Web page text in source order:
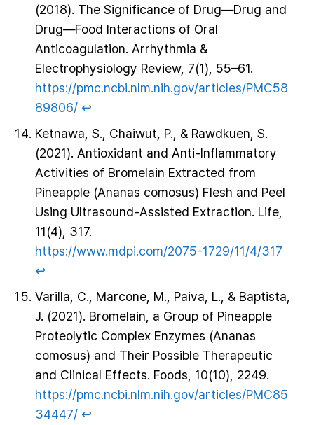
(2018). The Significance of Drug—Drug and
Drug—Food Interactions of Oral
Anticoagulation. Arrhythmia &
Electrophysiology Review, 7(1), 55–61.
https://pmc.ncbi.nlm.nih.gov/articles/PMC58
89806/ ↩︎
Ketnawa, S., Chaiwut, P., & Rawdkuen, S.
(2021). Antioxidant and Anti-Inflammatory
Activities of Bromelain Extracted from
Pineapple (Ananas comosus) Flesh and Peel
Using Ultrasound-Assisted Extraction. Life,
11(4), 317.
https://www.mdpi.com/2075-1729/11/4/317
↩︎
Varilla, C., Marcone, M., Paiva, L., & Baptista,
J. (2021). Bromelain, a Group of Pineapple
Proteolytic Complex Enzymes (Ananas
comosus) and Their Possible Therapeutic
and Clinical Effects. Foods, 10(10), 2249.
https://pmc.ncbi.nlm.nih.gov/articles/PMC85
34447/ ↩︎